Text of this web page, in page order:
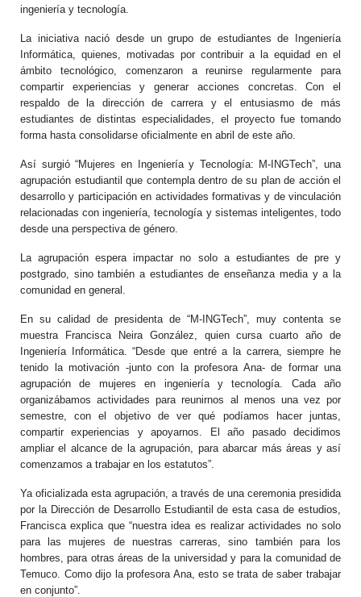
ingeniería y tecnología.
La iniciativa nació desde un grupo de estudiantes de Ingeniería
Informática, quienes, motivadas por contribuir a la equidad en el
ámbito tecnológico, comenzaron a reunirse regularmente para
compartir experiencias y generar acciones concretas. Con el
respaldo de la dirección de carrera y el entusiasmo de más
estudiantes de distintas especialidades, el proyecto fue tomando
forma hasta consolidarse oficialmente en abril de este año.
Así surgió “Mujeres en Ingeniería y Tecnología: M-INGTech”, una
agrupación estudiantil que contempla dentro de su plan de acción el
desarrollo y participación en actividades formativas y de vinculación
relacionadas con ingeniería, tecnología y sistemas inteligentes, todo
desde una perspectiva de género.
La agrupación espera impactar no solo a estudiantes de pre y
postgrado, sino también a estudiantes de enseñanza media y a la
comunidad en general.
En su calidad de presidenta de “M-INGTech”, muy contenta se
muestra Francisca Neira González, quien cursa cuarto año de
Ingeniería Informática. “Desde que entré a la carrera, siempre he
tenido la motivación -junto con la profesora Ana- de formar una
agrupación de mujeres en ingeniería y tecnología. Cada año
organizábamos actividades para reunirnos al menos una vez por
semestre, con el objetivo de ver qué podíamos hacer juntas,
compartir experiencias y apoyarnos. El año pasado decidimos
ampliar el alcance de la agrupación, para abarcar más áreas y así
comenzamos a trabajar en los estatutos”.
Ya oficializada esta agrupación, a través de una ceremonia presidida
por la Dirección de Desarrollo Estudiantil de esta casa de estudios,
Francisca explica que “nuestra idea es realizar actividades no solo
para las mujeres de nuestras carreras, sino también para los
hombres, para otras áreas de la universidad y para la comunidad de
Temuco. Como dijo la profesora Ana, esto se trata de saber trabajar
en conjunto”.